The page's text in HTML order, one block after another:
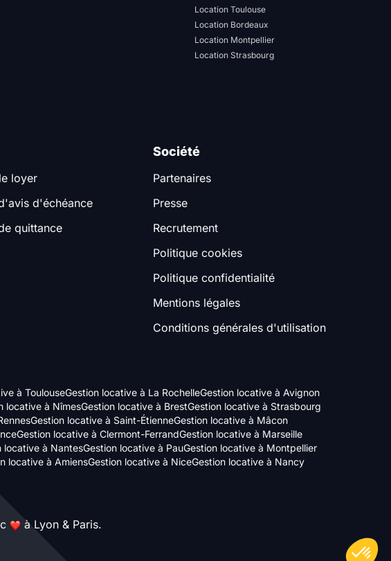
Location Toulouse
Location Bordeaux
Location Montpellier
Location Strasbourg
loyer
d'échéance
quittance
Société
Partenaires
Presse
Recrutement
Politique cookies
Politique confidentialité
Mentions légales
Conditions générales d'utilisation
à ToulouseGestion locative à La RochelleGestion locative à Avignon
locative à NîmesGestion locative à BrestGestion locative à Strasbourg
Gestion locative à Saint-ÉtienneGestion locative à Mâcon
Gestion locative à Clermont-FerrandGestion locative à Marseille
locative à NantesGestion locative à PauGestion locative à Montpellier
locative à AmiensGestion locative à NiceGestion locative à Nancy
à Lyon & Paris.Axeptio consent
Plateforme de Gestion du Consentement : Personnalisez vos Options
Notre plateforme vous permet d'adapter et de gérer vos